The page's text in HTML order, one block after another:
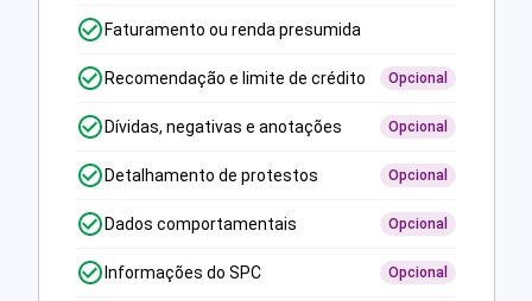
Faturamento ou renda presumida
Recomendação e limite de crédito Opcional
Dívidas, negativas e anotações Opcional
Detalhamento de protestos Opcional
Dados comportamentais Opcional
Informações do SPC Opcional